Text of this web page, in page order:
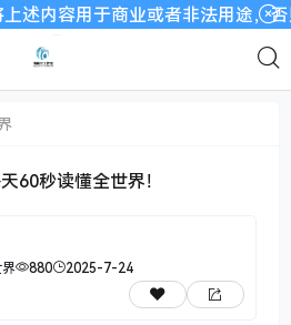
用于商业或者非法用途，否则
60秒读懂全世界！
880 2025-7-24